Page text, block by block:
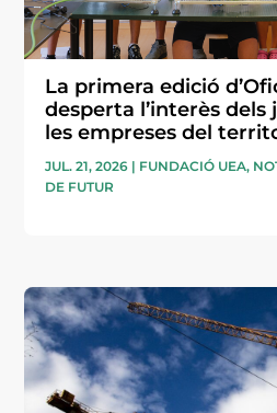
La primera edició
desperta l’interès dels
les empreses del
JUL. 21, 2026 | FUNDACIÓ UEA,
DE FUTUR